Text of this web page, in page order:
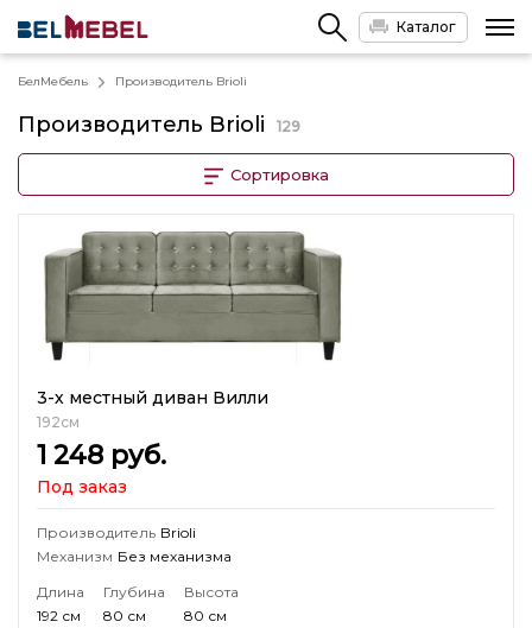
Каталог
БелМебель Производитель Brioli
Производитель Brioli 129
Сортировка
3-х местный диван Вилли
192см
1 248 руб.
Под заказ
Производитель Brioli
Механизм Без механизма
Длина
192 см
Глубина
80 см
Высота
80 см